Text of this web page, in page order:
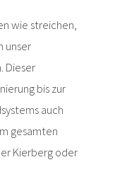
wie streichen,
unser
Dieser
bis zur
auch
gesamten
Kierberg oder